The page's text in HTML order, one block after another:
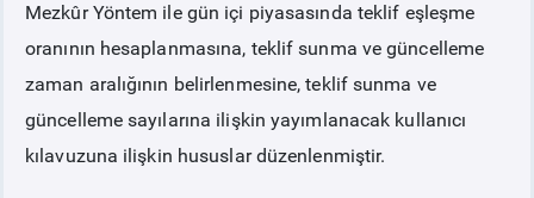
MALİ UZLAŞTIRMA
TEMİNAT
BÜLTENLER
Mezkûr Yöntem ile gün içi piyasasında teklif eşleşme
oranının hesaplanmasına, teklif sunma ve güncelleme
zaman aralığının belirlenmesine, teklif sunma ve
güncelleme sayılarına ilişkin yayımlanacak kullanıcı
kılavuzuna ilişkin hususlar düzenlenmiştir.